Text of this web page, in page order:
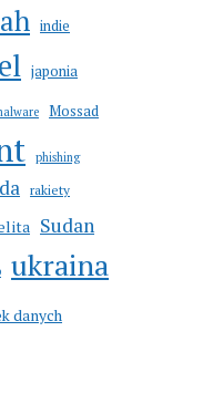
indie
japonia
Mossad
phishing
rakiety
Sudan
ukraina
danych